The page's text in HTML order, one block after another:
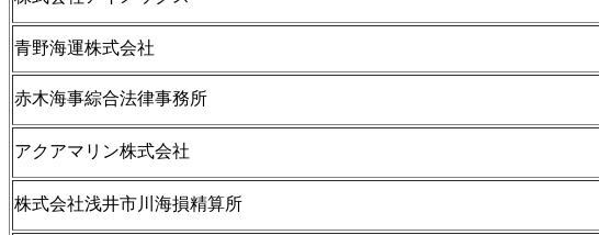
青野海運株式会社
赤木海事綜合法律事務所
アクアマリン株式会社
株式会社浅井市川海損精算所